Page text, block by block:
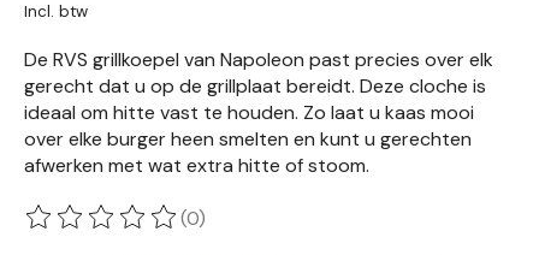
Incl. btw
De RVS grillkoepel van Napoleon past precies over elk
gerecht dat u op de grillplaat bereidt. Deze cloche is
ideaal om hitte vast te houden. Zo laat u kaas mooi
over elke burger heen smelten en kunt u gerechten
afwerken met wat extra hitte of stoom.
De beoordeling van dit product is
(0)